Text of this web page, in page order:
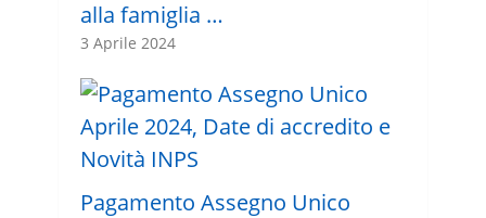
alla famiglia …
3 Aprile 2024
Pagamento Assegno Unico